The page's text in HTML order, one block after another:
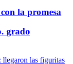
la promesa
grado